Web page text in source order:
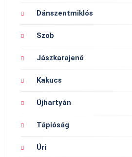
Dánszentmiklós
Szob
Jászkarajenő
Kakucs
Újhartyán
Tápióság
Úri